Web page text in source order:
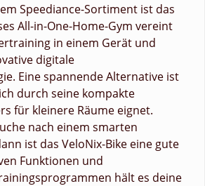
Speediance-Sortiment ist das
All-in-One-Home-Gym vereint
in einem Gerät und
digitale
Eine spannende Alternative ist
durch seine kompakte
für kleinere Räume eignet.
nach einem smarten
ist das VeloNix-Bike eine gute
Funktionen und
hält es deine